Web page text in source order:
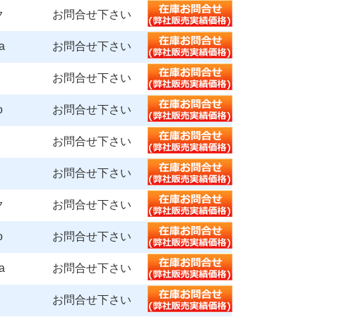
お問合せ下さい
お問合せ下さい
お問合せ下さい
お問合せ下さい
お問合せ下さい
お問合せ下さい
お問合せ下さい
お問合せ下さい
お問合せ下さい
お問合せ下さい